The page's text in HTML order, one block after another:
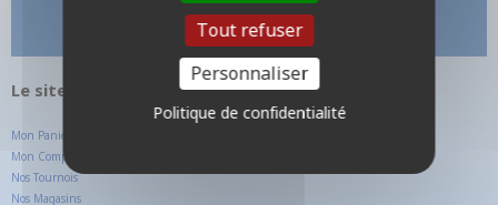
Le site internet UltraJeux.com
Mon Panier
Mon Compte Client
Nos Tournois
Nos Magasins
Tout refuser
Personnaliser
Politique de confidentialité